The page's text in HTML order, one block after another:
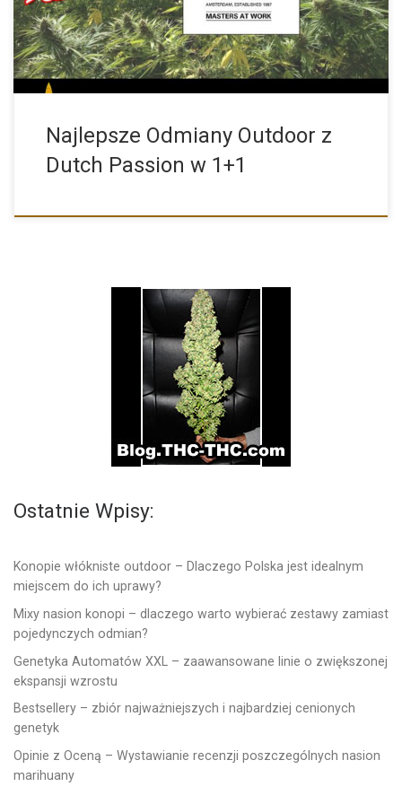
Najlepsze Odmiany Outdoor z
Dutch Passion w 1+1
Ostatnie Wpisy:
Konopie włókniste outdoor – Dlaczego Polska jest idealnym
miejscem do ich uprawy?
Mixy nasion konopi – dlaczego warto wybierać zestawy zamiast
pojedynczych odmian?
Genetyka Automatów XXL – zaawansowane linie o zwiększonej
ekspansji wzrostu
Bestsellery – zbiór najważniejszych i najbardziej cenionych
genetyk
Opinie z Oceną – Wystawianie recenzji poszczególnych nasion
marihuany